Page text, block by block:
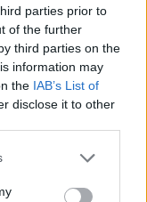
parties prior to
of the further
third parties on the
information may
the IAB’s List of
disclose it to other
or more Google
You may click to
Τροχαία κλπ.
σχετικά με
την βατότητα
πλημμυρικών
να
ΕΛ.ΑΣ.